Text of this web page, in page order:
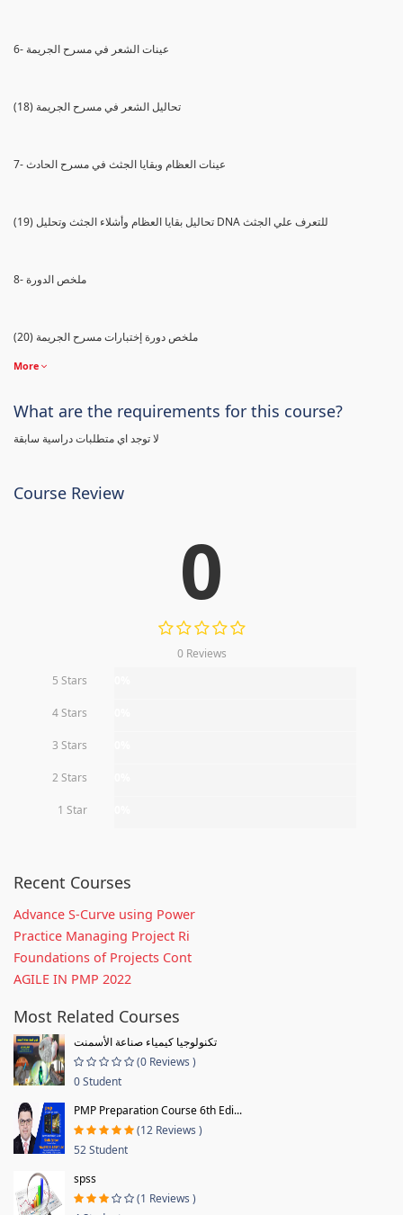
6- عينات الشعر في مسرح الجريمة
(18) تحاليل الشعر في مسرح الجريمة
7- عينات العظام وبقايا الجثث في مسرح الحادث
(19) تحاليل بقايا العظام وأشلاء الجثث وتحليل DNA للتعرف علي الجثث
8- ملخص الدورة
(20) ملخص دورة إختبارات مسرح الجريمة
More
What are the requirements for this course?
لا توجد اي متطلبات دراسية سابقة
Course Review
0
0 Reviews
5 Stars
4 Stars
3 Stars
2 Stars
1 Star
Recent Courses
Advance S-Curve using Power
Practice Managing Project Ri
Foundations of Projects Cont
AGILE IN PMP 2022
Most Related Courses
تكنولوجيا كيمياء صناعة الأسمنت
(0 Reviews )
0 Student
PMP Preparation Course 6th Edi...
(12 Reviews )
52 Student
spss
(1 Reviews )